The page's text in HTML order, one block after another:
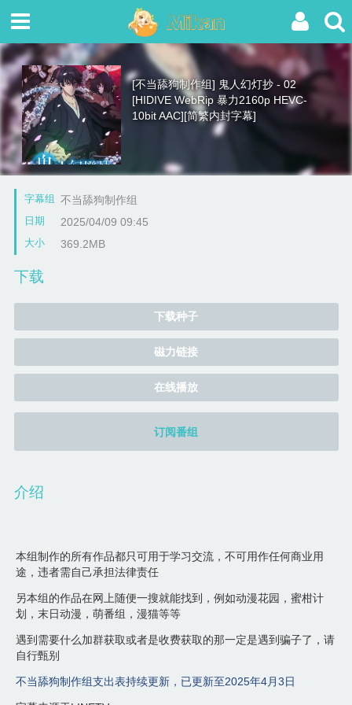
[不当舔狗制作组] 鬼人幻灯抄 - 02
[HIDIVE WebRip 暴力2160p HEVC-
10bit AAC][简繁内封字幕]
字幕组 不当舔狗制作组
日期 2025/04/09 09:45
大小 369.2MB
下载
下载种子
磁力链接
在线播放
订阅番组
介绍
本组制作的所有作品都只可用于学习交流，不可用作任何商业用
途，违者需自己承担法律责任
另本组的作品在网上随便一搜就能找到，例如动漫花园，蜜柑计
划，末日动漫，萌番组，漫猫等等
遇到需要什么加群获取或者是收费获取的那一定是遇到骗子了，请
自行甄别
不当舔狗制作组支出表持续更新，已更新至2025年4月3日